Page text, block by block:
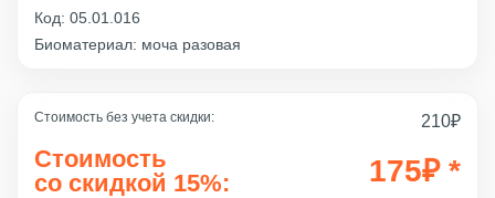
Стоимость без учета скидки: 210₽
Стоимость
со скидкой 15%:
175₽ *
Код: 05.01.016
Биоматериал: моча разовая